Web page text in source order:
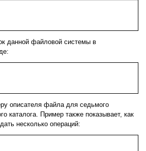
данной файловой системы в
описателя файла для седьмого
каталога. Пример также показывает, как
несколько операций: